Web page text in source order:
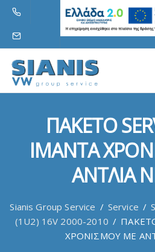
ΠΑΚΕΤΟ
ΙΜΑΝΤΑ
ΑΝΤΛΙΑ
Sianis Group Service / Service /
(1U2) 16V 2000-2010 /
ΧΡΟΝΙΣΜΟΥ ΜΕ